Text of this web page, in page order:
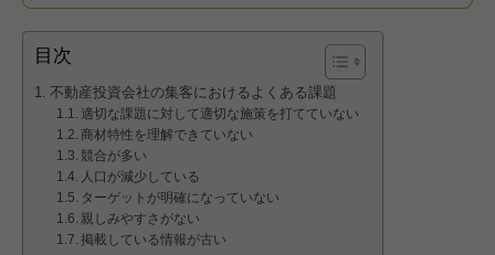
目次
不動産投資会社の集客におけるよくある課題
適切な課題に対して適切な施策を打てていない
商材特性を理解できていない
競合が多い
人口が減少している
ターゲットが明確になっていない
親しみやすさがない
掲載している情報が古い